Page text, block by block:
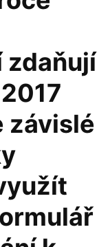
zdaňují
závislé